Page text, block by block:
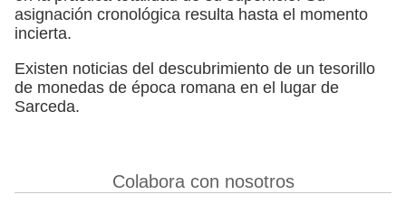
asignación cronológica resulta hasta el momento
incierta.
Existen noticias del descubrimiento de un tesorillo
de monedas de época romana en el lugar de
Sarceda.
Colabora con nosotros